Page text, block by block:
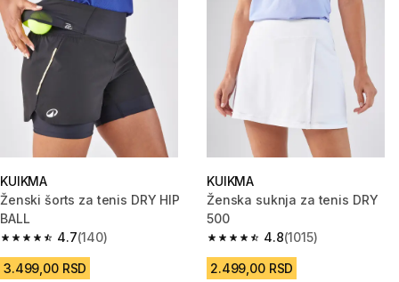
KUIKMA
Ženski šorts za tenis DRY HIP
BALL
4.7
4.7 od 5 zvezdica from 140 Recenzije
(140)
3.499,00 RSD
KUIKMA
Ženska suknja za tenis DRY
500
4.8
4.8 od 5 zvezdica from 1015
(1015)
2.499,00 RSD